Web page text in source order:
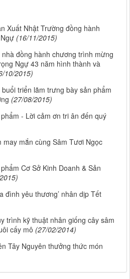
Xuất Nhật Trường đồng hành
(16/11/2015)
đồng hành chương trình mừng
Ngự 43 năm hình thành và
10/2015)
triển lãm trưng bày sản phẩm
(27/08/2015)
- Lời cảm ơn tri ân đến quý
may mắn cùng Sâm Tươi Ngọc
Cơ Sở Kinh Doanh & Sản
đình yêu thương’ nhân dịp Tết
trình kỹ thuật nhân giống cây sâm
cấy mô (27/02/2014)
Tây Nguyên thưởng thức món